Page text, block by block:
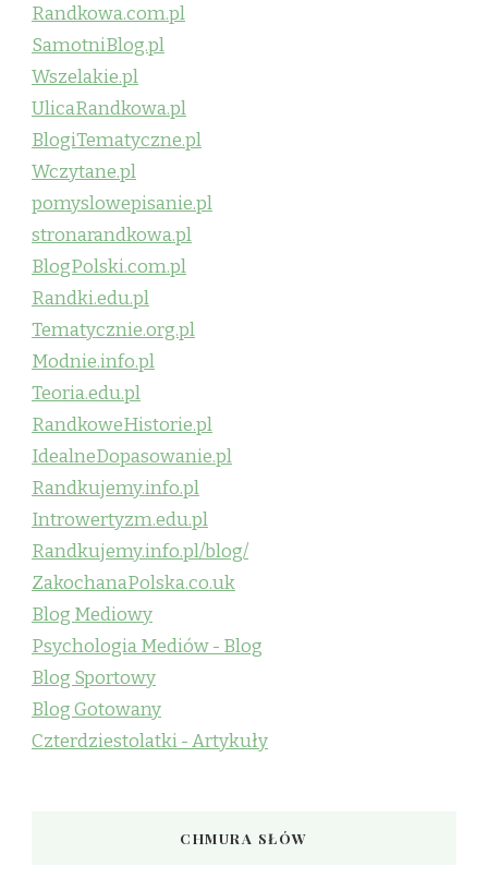
Randkowa.com.pl
SamotniBlog.pl
Wszelakie.pl
UlicaRandkowa.pl
BlogiTematyczne.pl
Wczytane.pl
pomyslowepisanie.pl
stronarandkowa.pl
BlogPolski.com.pl
Randki.edu.pl
Tematycznie.org.pl
Modnie.info.pl
Teoria.edu.pl
RandkoweHistorie.pl
IdealneDopasowanie.pl
Randkujemy.info.pl
Introwertyzm.edu.pl
Randkujemy.info.pl/blog/
ZakochanaPolska.co.uk
Blog Mediowy
Psychologia Mediów - Blog
Blog Sportowy
Blog Gotowany
Czterdziestolatki - Artykuły
CHMURA SŁÓW